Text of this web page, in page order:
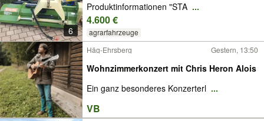
6
Produktinformationen "STA ...
4.600 €
agrarfahrzeuge
Häg-Ehrsberg
Gestern, 13:50
Wohnzimmerkonzert mit Chris Heron Alois
Ein ganz besonderes Konzerterl ...
VB